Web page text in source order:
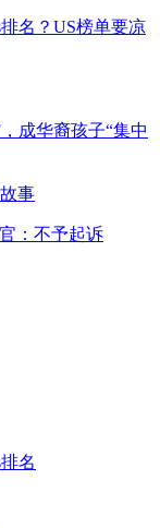
名？US榜单要凉
成华裔孩子“集中
事
：不予起诉
名